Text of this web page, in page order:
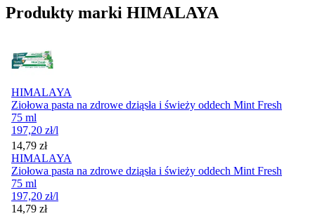
Produkty marki HIMALAYA
HIMALAYA
Ziołowa pasta na zdrowe dziąsła i świeży oddech Mint Fresh
75 ml
197,20 zł/l
Cena
14,79 zł
HIMALAYA
Ziołowa pasta na zdrowe dziąsła i świeży oddech Mint Fresh
75 ml
197,20 zł/l
Cena
14,79 zł